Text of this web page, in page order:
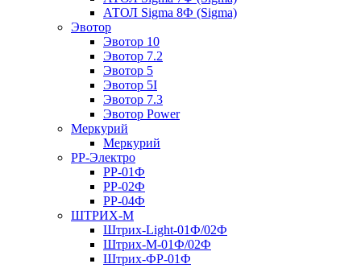
АТОЛ Sigma 8Ф (Sigma)
Эвотор
Эвотор 10
Эвотор 7.2
Эвотор 5
Эвотор 5I
Эвотор 7.3
Эвотор Power
Меркурий
Меркурий
РР-Электро
РР-01Ф
РР-02Ф
РР-04Ф
ШТРИХ-М
Штрих-Light-01Ф/02Ф
Штрих-М-01Ф/02Ф
Штрих-ФР-01Ф